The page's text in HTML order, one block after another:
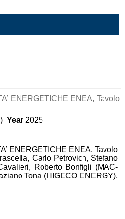
ENERGETICHE ENEA, Tavolo
Year 2025
ENERGETICHE ENEA, Tavolo
Carlo Petrovich, Stefano
Roberto Bonfigli (MAC-
Tona (HIGECO ENERGY),